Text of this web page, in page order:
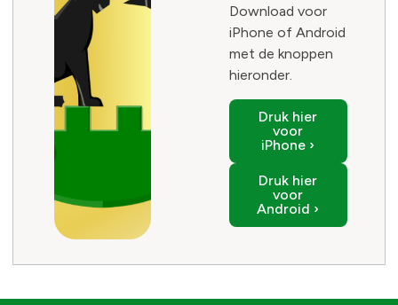
Download voor
iPhone of Android
met de knoppen
hieronder.
Druk hier
voor
iPhone ›
Druk hier
voor
Android ›